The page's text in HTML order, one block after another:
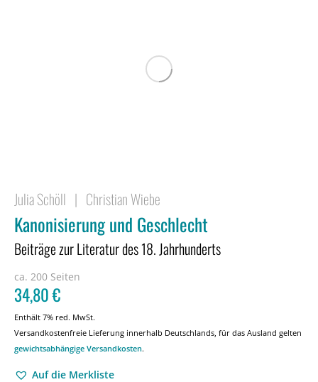
Julia Schöll | Christian Wiebe
Kanonisierung und Geschlecht
Beiträge zur Literatur des 18. Jahrhunderts
ca. 200 Seiten
34,80€
Enthält 7% red. MwSt.
Versandkostenfreie Lieferung innerhalb Deutschlands, für das Ausland gelten
gewichtsabhängige Versandkosten.
Auf die Merkliste